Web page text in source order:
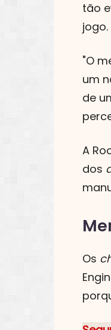
tão
jogo.
"O
um
de
A
dos
Os